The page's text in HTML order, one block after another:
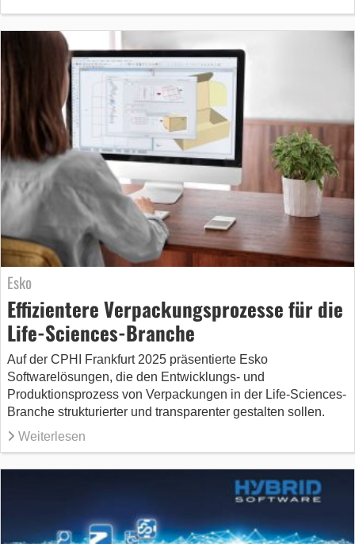
Esko
Effizientere Verpackungsprozesse für die
Life-Sciences-Branche
Auf der CPHI Frankfurt 2025 präsentierte Esko
Softwarelösungen, die den Entwicklungs- und
Produktionsprozess von Verpackungen in der Life-Sciences-
Branche strukturierter und transparenter gestalten sollen.
Weiterlesen